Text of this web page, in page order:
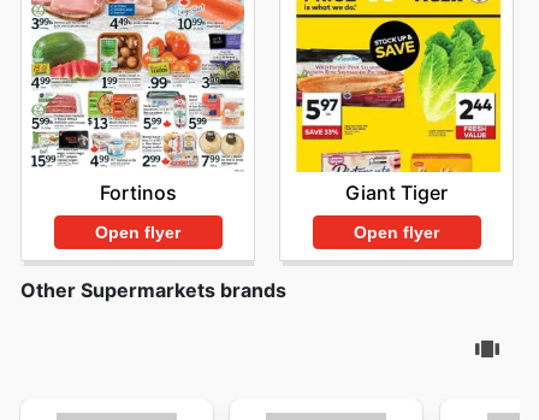
Fortinos
Open flyer
Giant Tiger
Open flyer
Other Supermarkets brands